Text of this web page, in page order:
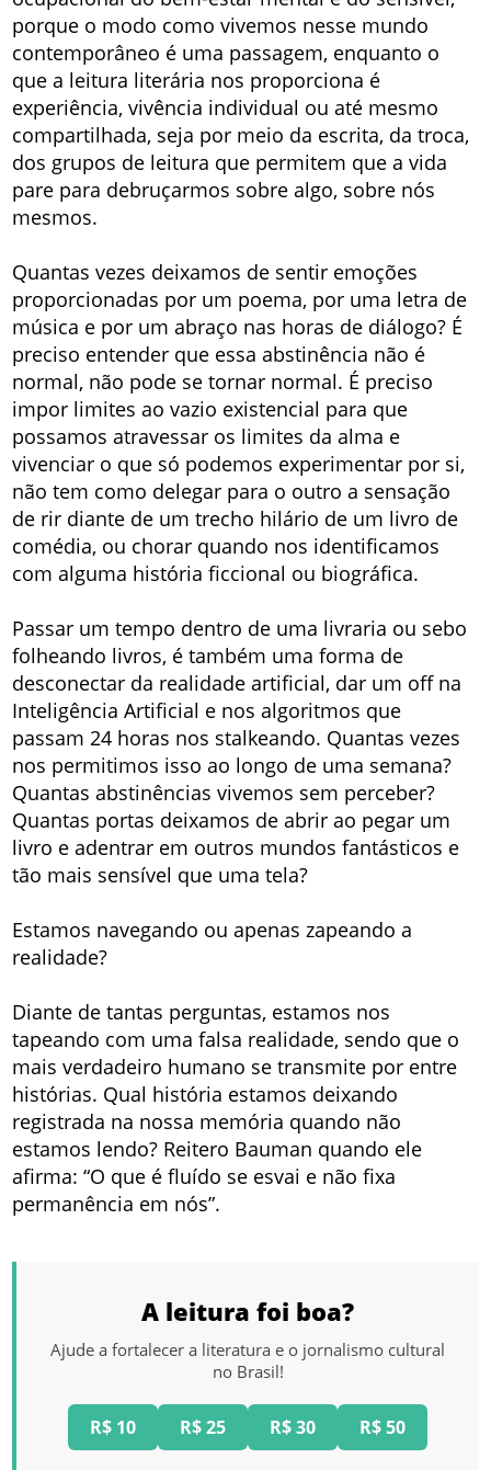
porque o modo como vivemos nesse mundo
contemporâneo é uma passagem, enquanto o
que a leitura literária nos proporciona é
experiência, vivência individual ou até mesmo
compartilhada, seja por meio da escrita, da troca,
dos grupos de leitura que permitem que a vida
pare para debruçarmos sobre algo, sobre nós
mesmos.
Quantas vezes deixamos de sentir emoções
proporcionadas por um poema, por uma letra de
música e por um abraço nas horas de diálogo? É
preciso entender que essa abstinência não é
normal, não pode se tornar normal. É preciso
impor limites ao vazio existencial para que
possamos atravessar os limites da alma e
vivenciar o que só podemos experimentar por si,
não tem como delegar para o outro a sensação
de rir diante de um trecho hilário de um livro de
comédia, ou chorar quando nos identificamos
com alguma história ficcional ou biográfica.
Passar um tempo dentro de uma livraria ou sebo
folheando livros, é também uma forma de
desconectar da realidade artificial, dar um off na
Inteligência Artificial e nos algoritmos que
passam 24 horas nos stalkeando. Quantas vezes
nos permitimos isso ao longo de uma semana?
Quantas abstinências vivemos sem perceber?
Quantas portas deixamos de abrir ao pegar um
livro e adentrar em outros mundos fantásticos e
tão mais sensível que uma tela?
Estamos navegando ou apenas zapeando a
realidade?
Diante de tantas perguntas, estamos nos
tapeando com uma falsa realidade, sendo que o
mais verdadeiro humano se transmite por entre
histórias. Qual história estamos deixando
registrada na nossa memória quando não
estamos lendo? Reitero Bauman quando ele
afirma: “O que é fluído se esvai e não fixa
permanência em nós”.
A leitura foi boa?
Ajude a fortalecer a literatura e o jornalismo cultural
no Brasil!
R$ 10 R$ 25 R$ 30 R$ 50